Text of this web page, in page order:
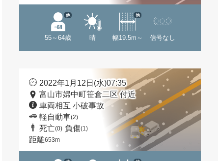
55～64歳
他
晴 幅19.5m～
他
信号なし
2022年1月12日(水)07:35
富山市婦中町笹倉二区 付近
車両相互 小破事故
軽自動車(2)
死亡(0) 負傷(1)
距離653m